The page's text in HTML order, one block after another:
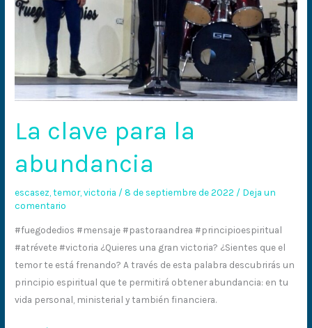
La clave para la
abundancia
escasez ,temor,victoria /8 de septiembre de 2022 / Deja un
comentario
#fuegodedios #mensaje #pastoraandrea #principioespiritual
#atrévete #victoria ¿Quieres una gran victoria? ¿Sientes que el
temor te está frenando? A través de esta palabra descubrirás un
principio espiritual que te permitirá obtener abundancia: en tu
vida personal, ministerial y también financiera.